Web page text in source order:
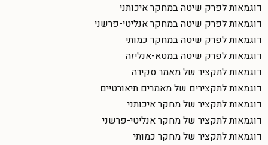
דוגמאות לפרק שיטה במחקר איכותני
דוגמאות לפרק שיטה במחקר אנליטי-פרשני
דוגמאות לפרק שיטה במחקר כמותי
דוגמאות לפרק שיטה במטא-אנליזה
דוגמאות לתקציר של מאמר סקירה
דוגמאות לתקצירים של מאמרים תיאורטיים
דוגמאות לתקציר של מחקר איכותני
דוגמאות לתקציר של מחקר אנליטי-פרשני
דוגמאות לתקציר של מחקר כמותי